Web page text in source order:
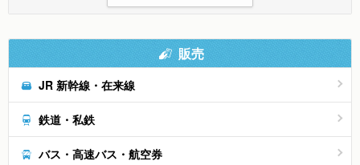
販売
JR 新幹線・在来線
鉄道・私鉄
バス・高速バス・航空券